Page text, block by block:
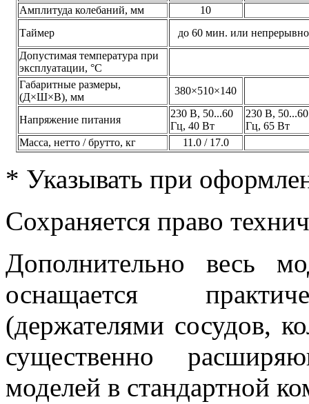
Амплитуда колебаний, мм
10
Таймер
до 60 мин. или непрерывно
Допустимая температура при
эксплуатации, °C
Габаритные размеры,
(Д×Ш×В), мм
380×510×140
Напряжение питания
230 В, 50...60
Гц, 40 Вт
230 В, 50...60
Гц, 65 Вт
Масса, нетто / брутто, кг
11.0 / 17.0
* Указывать при
Сохраняется право
Дополнительно весь
оснащается
(держателями сосудов,
существенно
моделей в стандартной